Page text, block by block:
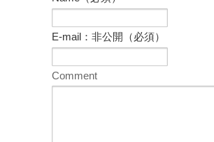
E-mail：非公開（必須）
Comment